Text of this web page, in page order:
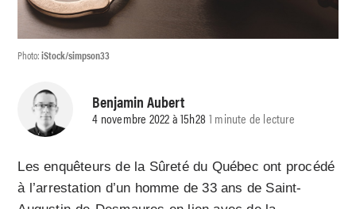
Photo:iStock/simpson33
Benjamin Aubert
4 novembre 2022 à 15h28 1 minute de lecture
Les enquêteurs de la Sûreté du Québec ont procédé
à l’arrestation d’un homme de 33 ans de Saint-